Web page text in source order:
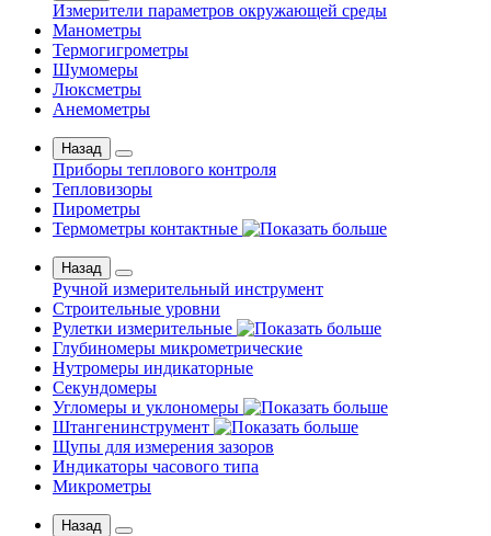
Измерители параметров окружающей среды
Манометры
Термогигрометры
Шумомеры
Люксметры
Анемометры
Назад
Приборы теплового контроля
Тепловизоры
Пирометры
Термометры контактные
Назад
Ручной измерительный инструмент
Строительные уровни
Рулетки измерительные
Глубиномеры микрометрические
Нутромеры индикаторные
Секундомеры
Угломеры и уклономеры
Штангенинструмент
Щупы для измерения зазоров
Индикаторы часового типа
Микрометры
Назад